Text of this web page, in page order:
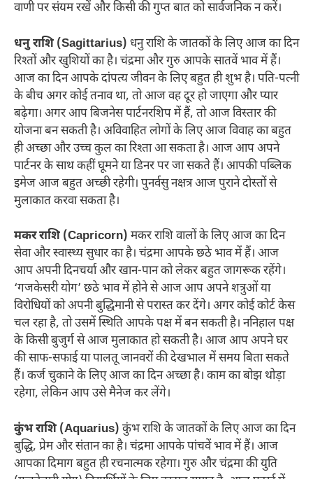
वाणी पर संयम रखें और किसी की गुप्त बात को सार्वजनिक न करें।
धनु राशि (Sagittarius) धनु राशि के जातकों के लिए आज का दिन
रिश्तों और खुशियों का है। चंद्रमा और गुरु आपके सातवें भाव में हैं।
आज का दिन आपके दांपत्य जीवन के लिए बहुत ही शुभ है। पति-पत्नी
के बीच अगर कोई तनाव था, तो आज वह दूर हो जाएगा और प्यार
बढ़ेगा। अगर आप बिजनेस पार्टनरशिप में हैं, तो आज विस्तार की
योजना बन सकती है। अविवाहित लोगों के लिए आज विवाह का बहुत
ही अच्छा और उच्च कुल का रिश्ता आ सकता है। आज आप अपने
पार्टनर के साथ कहीं घूमने या डिनर पर जा सकते हैं। आपकी पब्लिक
इमेज आज बहुत अच्छी रहेगी। पुनर्वसु नक्षत्र आज पुराने दोस्तों से
मुलाकात करवा सकता है।
मकर राशि (Capricorn) मकर राशि वालों के लिए आज का दिन
सेवा और स्वास्थ्य सुधार का है। चंद्रमा आपके छठे भाव में हैं। आज
आप अपनी दिनचर्या और खान-पान को लेकर बहुत जागरूक रहेंगे।
‘गजकेसरी योग’ छठे भाव में होने से आज आप अपने शत्रुओं या
विरोधियों को अपनी बुद्धिमानी से परास्त कर देंगे। अगर कोई कोर्ट केस
चल रहा है, तो उसमें स्थिति आपके पक्ष में बन सकती है। ननिहाल पक्ष
के किसी बुजुर्ग से आज मुलाकात हो सकती है। आज आप अपने घर
की साफ-सफाई या पालतू जानवरों की देखभाल में समय बिता सकते
हैं। कर्ज चुकाने के लिए आज का दिन अच्छा है। काम का बोझ थोड़ा
रहेगा, लेकिन आप उसे मैनेज कर लेंगे।
कुंभ राशि (Aquarius) कुंभ राशि के जातकों के लिए आज का दिन
बुद्धि, प्रेम और संतान का है। चंद्रमा आपके पांचवें भाव में हैं। आज
आपका दिमाग बहुत ही रचनात्मक रहेगा। गुरु और चंद्रमा की युति